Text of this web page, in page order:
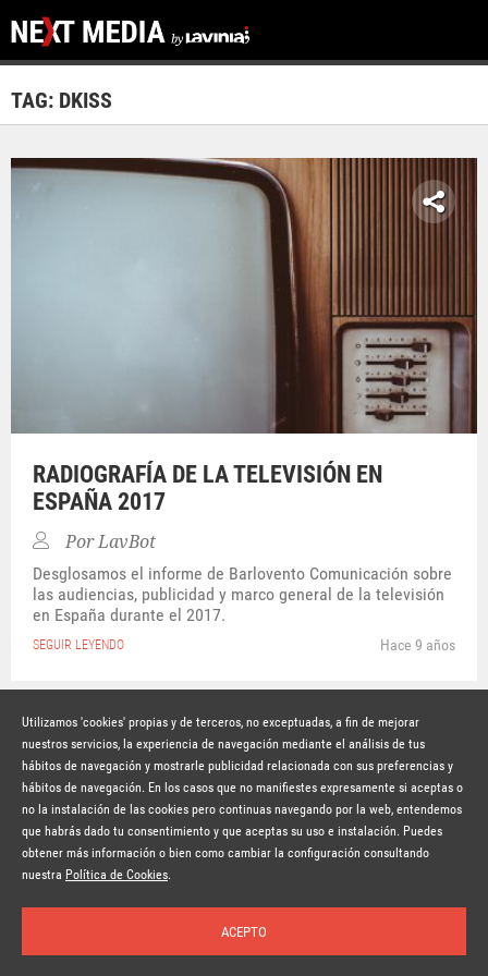
Inicio Temas Autores Nosotros Buscar Suscríbete
TAG: DKISS
RADIOGRAFÍA DE LA TELEVISIÓN EN
ESPAÑA 2017
PorLavBot
Desglosamos el informe de Barlovento Comunicación sobre
las audiencias, publicidad y marco general de la televisión
en España durante el 2017.
SEGUIR LEYENDO Hace 9 años
Suscríbete a la newsletter
© Copyright Lavinia 2026 –www.lavinia.tc
Nota Legal
Contacto Política de privacidad
Condiciones de uso
Utilizamos 'cookies' propias y de terceros, no exceptuadas, a fin de mejorar
nuestros servicios, la experiencia de navegación mediante el análisis de tus
hábitos de navegación y mostrarle publicidad relacionada con sus preferencias y
hábitos de navegación. En los casos que no manifiestes expresamente si aceptas o
no la instalación de las cookies pero continuas navegando por la web, entendemos
que habrás dado tu consentimiento y que aceptas su uso e instalación. Puedes
obtener más información o bien como cambiar la configuración consultando
nuestra Política de Cookies.
ACEPTO